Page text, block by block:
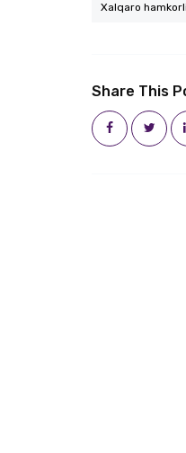
Xalqaro
Share This